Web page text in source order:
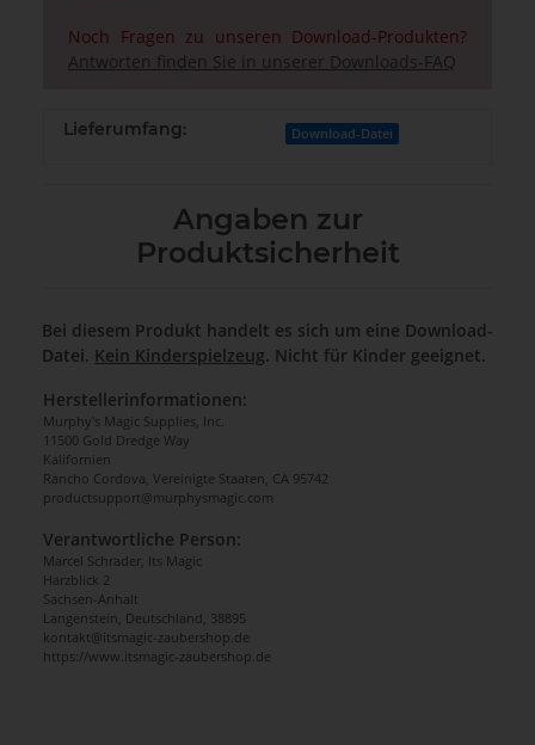
Noch Fragen zu unseren Download-Produkten?
Antworten finden Sie in unserer Downloads-FAQ
Lieferumfang: Download-Datei
Angaben zur
Produktsicherheit
Bei diesem Produkt handelt es sich um eine Download-
Datei. Kein Kinderspielzeug. Nicht für Kinder geeignet.
Herstellerinformationen:
Murphy's Magic Supplies, Inc.
11500 Gold Dredge Way
Kalifornien
Rancho Cordova, Vereinigte Staaten, CA 95742
productsupport@murphysmagic.com
Verantwortliche Person:
Marcel Schrader, Its Magic
Harzblick 2
Sachsen-Anhalt
Langenstein, Deutschland, 38895
kontakt@itsmagic-zaubershop.de
https://www.itsmagic-zaubershop.de